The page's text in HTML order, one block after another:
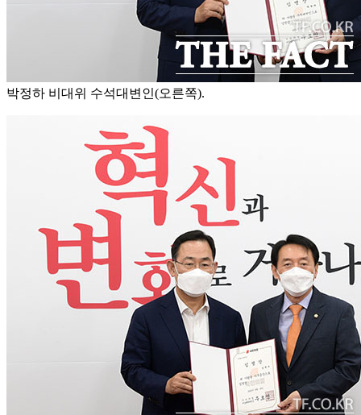
박정하 비대위 수석대변인(오른쪽).